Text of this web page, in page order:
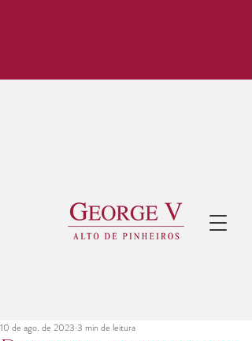
10 de ago. de 2023 3 min de leitura